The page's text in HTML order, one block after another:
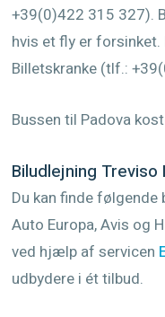
+39(0)422 315 327).
hvis et fly er forsinket.
Billetskranke (tlf.:
Bussen til Padova
Biludlejning Treviso
Du kan finde
Auto Europa, Avis og
ved hjælp af servicen
udbydere i ét tilbud.